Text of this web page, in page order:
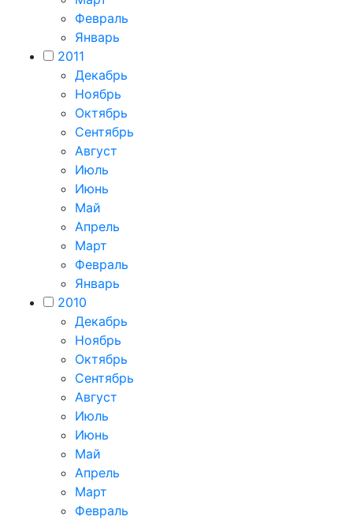
Февраль
Январь
2011
Декабрь
Ноябрь
Октябрь
Сентябрь
Август
Июль
Июнь
Май
Апрель
Март
Февраль
Январь
2010
Декабрь
Ноябрь
Октябрь
Сентябрь
Август
Июль
Июнь
Май
Апрель
Март
Февраль